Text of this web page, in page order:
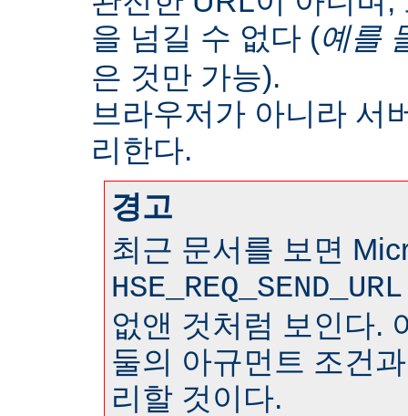
을 넘길 수 없다 (예를
은 것만 가능).
브라우저가 아니라 서
리한다.
경고
최근 문서를 보면
HSE_REQ_SEND_URL
없앤 것처럼 보인다.
둘의 아규먼트 조건
리할 것이다.